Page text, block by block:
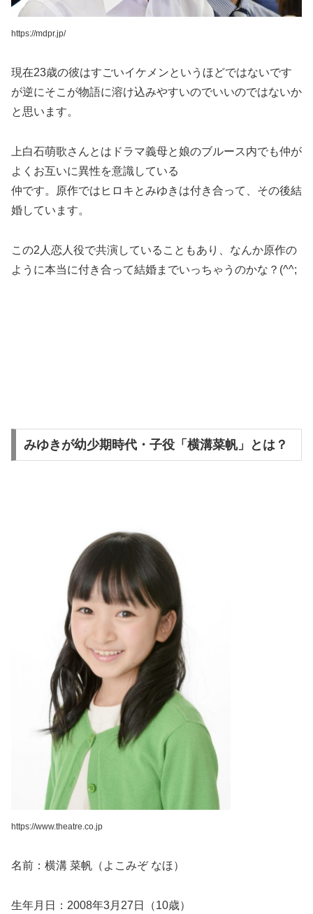
https://mdpr.jp/
現在23歳の彼はすごいイケメンというほどではないです
が逆にそこが物語に溶け込みやすいのでいいのではないか
と思います。
上白石萌歌さんとはドラマ義母と娘のブルース内でも仲が
よくお互いに異性を意識している
仲です。原作ではヒロキとみゆきは付き合って、その後結
婚しています。
この2人恋人役で共演していることもあり、なんか原作の
ように本当に付き合って結婚までいっちゃうのかな？(^^;
みゆきが幼少期時代・子役「横溝菜帆」とは？
https://www.theatre.co.jp
名前：横溝 菜帆（よこみぞ なほ）
生年月日：2008年3月27日（10歳）